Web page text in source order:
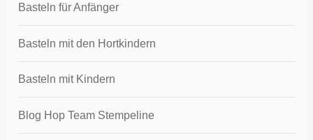
Basteln für Anfänger
Basteln mit den Hortkindern
Basteln mit Kindern
Blog Hop Team Stempeline